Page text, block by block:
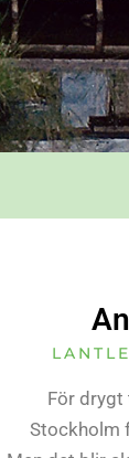
För drygt
Stockholm